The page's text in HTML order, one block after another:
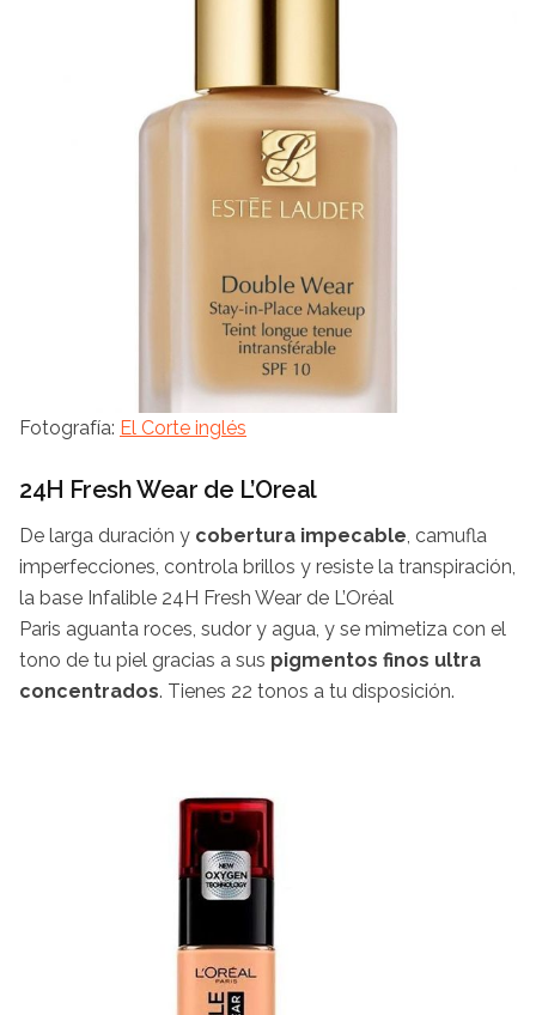
Fotografía: El Corte inglés
24H Fresh Wear de L’Oreal
De larga duración y cobertura impecable, camufla
imperfecciones, controla brillos y resiste la transpiración,
la base Infalible 24H Fresh Wear de L’Oréal
Paris aguanta roces, sudor y agua, y se mimetiza con el
tono de tu piel gracias a sus pigmentos finos ultra
concentrados. Tienes 22 tonos a tu disposición.